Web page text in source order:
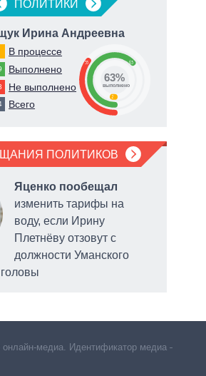
ПОЛИТИКИ
Ирина Андреевна
В процессе
Выполнено
Не выполнено
Всего
35 63
2
63%
выполнено
ПОЛИТИКОВ
Яценко пообещал
изменить тарифы на
воду, если Ирину
Плетнёву отзовут с
должности Уманского
головы
медиа. Идентификатор медиа –